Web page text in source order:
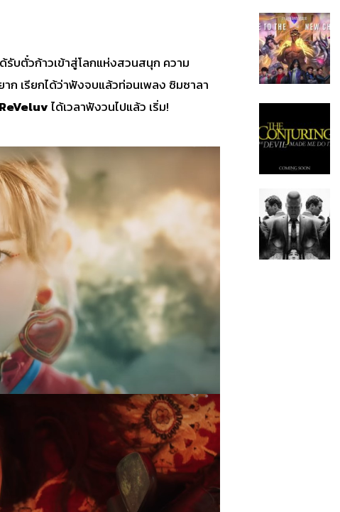
วก้าวเข้าสู่โลกแห่งสวนสนุก ความ
ก เรียกได้ว่าฟังจบแล้วท่อนเพลง ซิมซาลา
ReVeluvได้เวลาฟังวนไปแล้ว เริ่ม!